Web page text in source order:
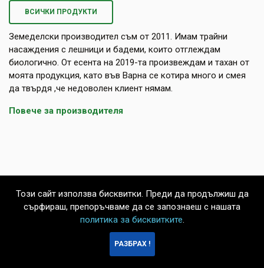
ВСИЧКИ ПРОДУКТИ
Земеделски производител съм от 2011. Имам трайни
насаждения с лешници и бадеми, които отглеждам
биологично. От есента на 2019-та произвеждам и тахан от
моята продукция, като във Варна се котира много и смея
да твърдя ,че недоволен клиент нямам.
Повече за производителя
Този сайт използва бисквитки. Преди да продължиш да
сърфираш, препоръчваме да се запознаеш с нашата
политика за бисквитките.
РАЗБРАХ !